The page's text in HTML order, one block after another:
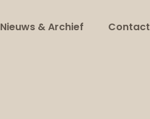
Nieuws & Archief Contact